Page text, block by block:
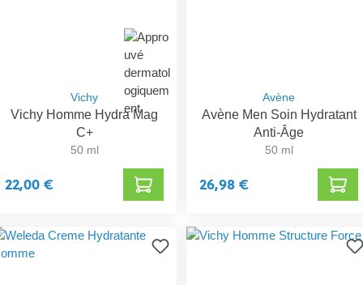
Vichy
Vichy Homme Hydra Mag
C+
50 ml
22,00 €
Avène
Avène Men Soin Hydratant
Anti-Âge
50 ml
26,98 €